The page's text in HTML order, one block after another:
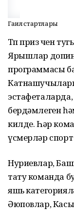
Гаилә стартлары
Төп приз өчен
Ярышлар
программасы
бердәмлеген
килде. Һәр
үсмерләр
Нуриевлар,
тату команда
яшь
Әюповлар,